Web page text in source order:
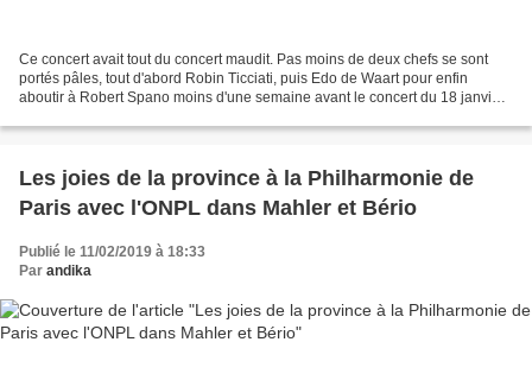
Ce concert avait tout du concert maudit. Pas moins de deux chefs se sont
portés pâles, tout d'abord Robin Ticciati, puis Edo de Waart pour enfin
aboutir à Robert Spano moins d'une semaine avant le concert du 18 janvier
Les joies de la province à la Philharmonie de
Paris avec l'ONPL dans Mahler et Bério
Publié le 11/02/2019 à 18:33
Par andika